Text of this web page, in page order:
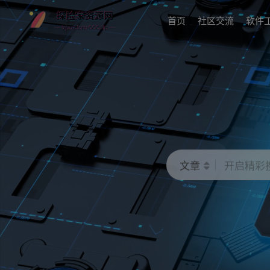
首页 社区交流 软件
文章 开启精彩